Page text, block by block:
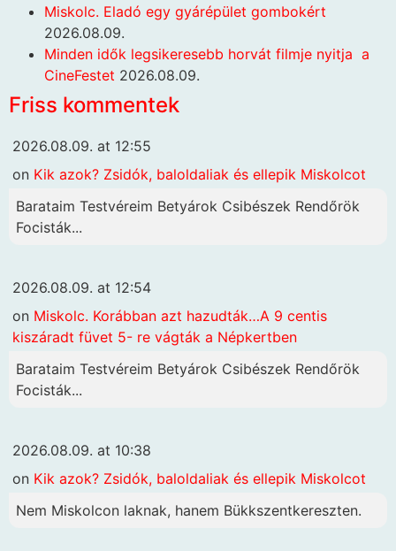
Miskolc. Eladó egy gyárépület gombokért
2026.08.09.
Minden idők legsikeresebb horvát filmje nyitja a
CineFestet 2026.08.09.
Friss kommentek
2026.08.09. at 12:55
on Kik azok? Zsidók, baloldaliak és ellepik Miskolcot
Barataim Testvéreim Betyárok Csibészek Rendőrök
Focisták...
2026.08.09. at 12:54
on Miskolc. Korábban azt hazudták…A 9 centis
kiszáradt füvet 5- re vágták a Népkertben
Barataim Testvéreim Betyárok Csibészek Rendőrök
Focisták...
2026.08.09. at 10:38
on Kik azok? Zsidók, baloldaliak és ellepik Miskolcot
Nem Miskolcon laknak, hanem Bükkszentkereszten.